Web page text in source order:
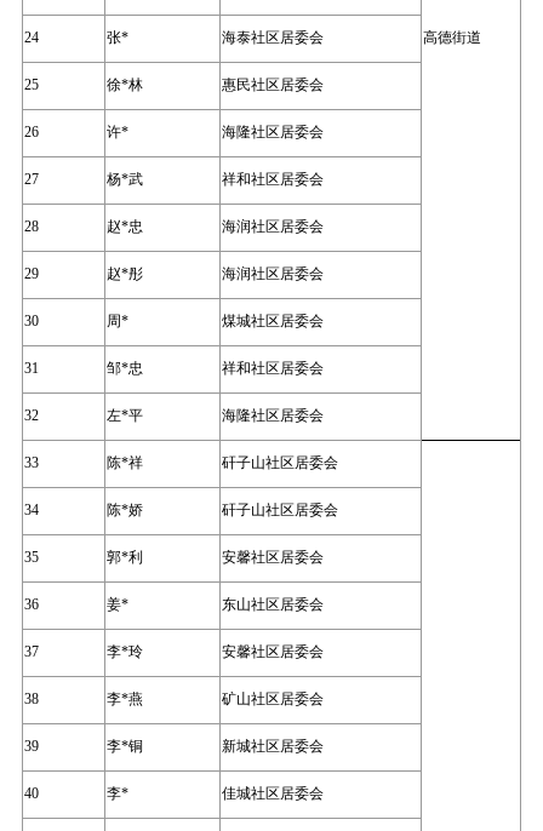
高德街道
24 张* 海泰社区居委会
25 徐*林 惠民社区居委会
26 许* 海隆社区居委会
27 杨*武 祥和社区居委会
28 赵*忠 海润社区居委会
29 赵*彤 海润社区居委会
30 周* 煤城社区居委会
31 邹*忠 祥和社区居委会
32 左*平 海隆社区居委会
33 陈*祥 矸子山社区居委会
34 陈*娇 矸子山社区居委会
35 郭*利 安馨社区居委会
36 姜* 东山社区居委会
37 李*玲 安馨社区居委会
38 李*燕 矿山社区居委会
39 李*铜 新城社区居委会
40 李* 佳城社区居委会